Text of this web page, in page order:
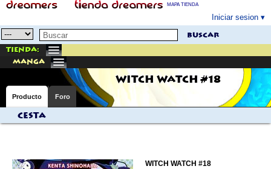
MAPA TIENDA
Iniciar sesion
buscar
Tienda:
manga
WITCH WATCH #18
Producto Foro
Cesta
WITCH WATCH #18